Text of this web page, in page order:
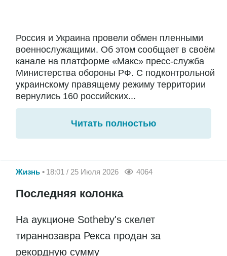
Россия и Украина провели обмен пленными
военнослужащими. Об этом сообщает в своём
канале на платформе «Макс» пресс-служба
Министерства обороны РФ. С подконтрольной
украинскому правящему режиму территории
вернулись 160 российских...
Читать полностью
Жизнь 18:01 / 25 Июля 2026 4064
Последняя колонка
На аукционе Sotheby's скелет
тираннозавра Рекса продан за
рекордную сумму